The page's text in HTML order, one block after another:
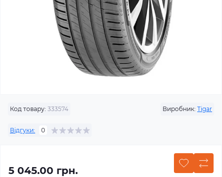
Код товару: 333574 Виробник: Tigar
Відгуки: 0
5 045.00 грн.